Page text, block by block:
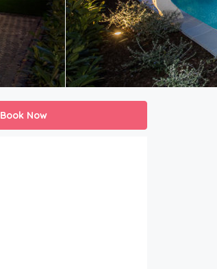
Book Now